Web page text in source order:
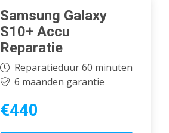
Samsung Galaxy
S10+ Accu
Reparatie
Reparatieduur 60 minuten
6 maanden garantie
€440